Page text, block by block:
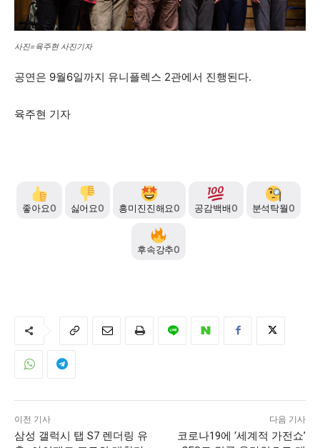
사진=육주현 사진기자
공연은 9월6일까지 유니플렉스 2관에서 진행된다.
육주현 기자
좋아요0 싫어요0 흥미진진해요0 공감백배0 분석탁월0
후속강추0
이전 기사
삼성 갤럭시 탭 S7 렌더링 유
다음 기사
코로나19에 ‘세계적 가전쇼’